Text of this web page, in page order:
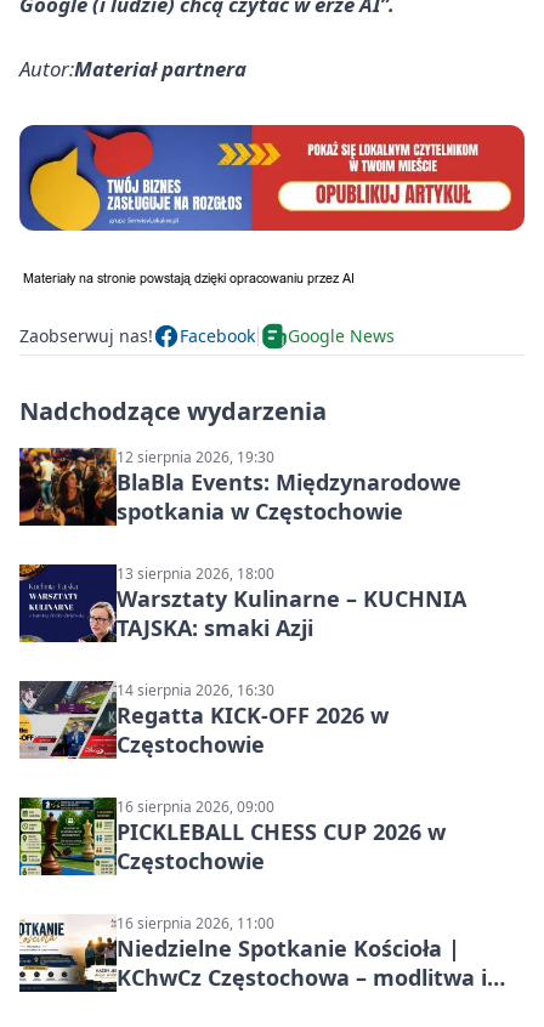
Autor:Materiał partnera
Zaobserwuj nas! Facebook Google News
Nadchodzące wydarzenia
12 sierpnia 2026, 19:30
BlaBla Events: Międzynarodowe
spotkania w Częstochowie
13 sierpnia 2026, 18:00
Warsztaty Kulinarne – KUCHNIA
TAJSKA: smaki Azji
14 sierpnia 2026, 16:30
Regatta KICK-OFF 2026 w
Częstochowie
16 sierpnia 2026, 09:00
PICKLEBALL CHESS CUP 2026 w
Częstochowie
16 sierpnia 2026, 11:00
Niedzielne Spotkanie Kościoła |
KChwCz Częstochowa – modlitwa i